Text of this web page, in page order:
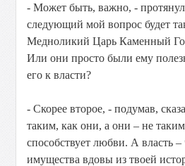
- Может быть, важно, -
следующий мой вопрос будет
Медноликий Царь Каменный
Или они просто были ему
его к власти?
- Скорее второе, - подумав,
таким, как они, а они – не
способствует любви. А власть –
имущества вдовы из твоей